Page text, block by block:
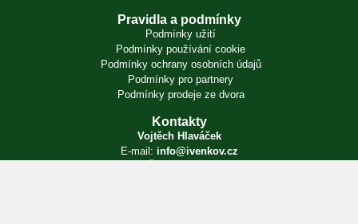
Pravidla a podmínky
Podmínky užití
Podmínky používání cookie
Podmínky ochrany osobních údajů
Podmínky pro partnery
Podmínky prodeje ze dvora
Kontakty
Vojtěch Hlaváček
E-mail: info@ivenkov.cz